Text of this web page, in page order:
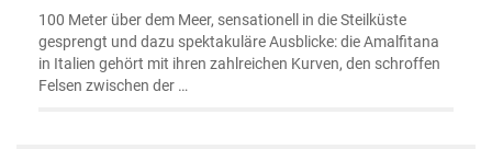
100 Meter über dem Meer, sensationell in die Steilküste
gesprengt und dazu spektakuläre Ausblicke: die Amalfitana
in Italien gehört mit ihren zahlreichen Kurven, den schroffen
Felsen zwischen der …